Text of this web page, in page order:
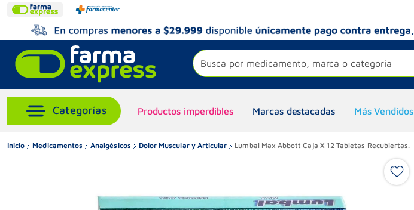
Busca por medicamento, marca o categoría
Productos imperdibles Marcas destacadas Más Vendidos
Inicio Medicamentos Analgésicos Dolor Muscular y Articular Lumbal Max Abbott Caja X 12 Tabletas Recubiertas.